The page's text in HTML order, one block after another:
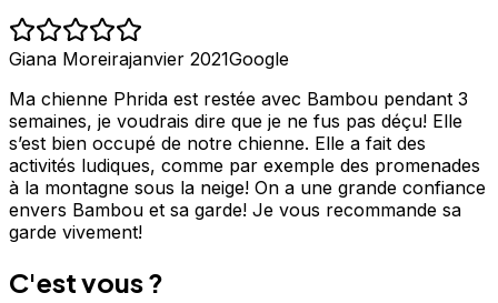
Giana Moreirajanvier 2021Google
Ma chienne Phrida est restée avec Bambou pendant 3
semaines, je voudrais dire que je ne fus pas déçu! Elle
s’est bien occupé de notre chienne. Elle a fait des
activités ludiques, comme par exemple des promenades
à la montagne sous la neige! On a une grande confiance
envers Bambou et sa garde! Je vous recommande sa
garde vivement!
C'est vous ?